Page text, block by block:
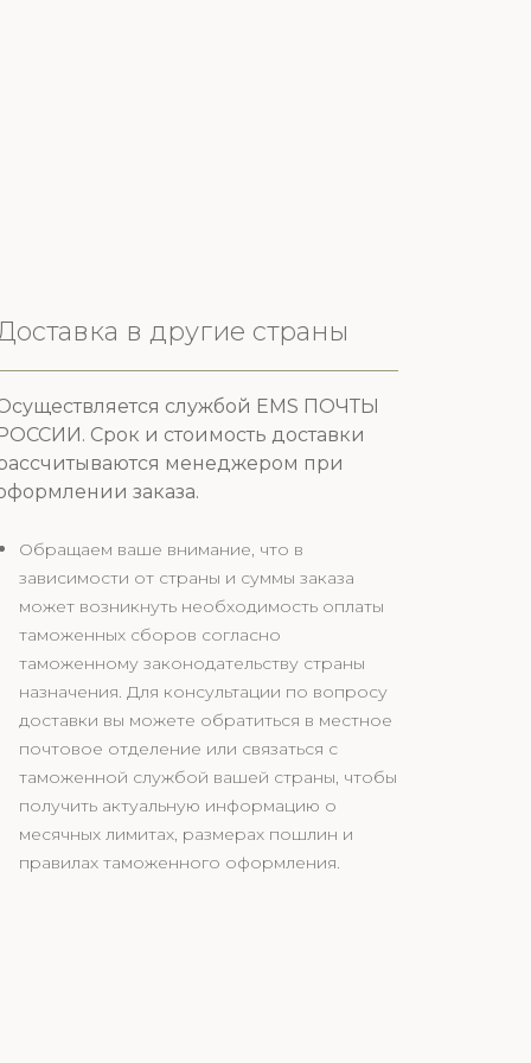
в другие страны
службой EMS ПОЧТЫ
Срок и стоимость доставки
менеджером при
заказа.
Обращаем ваше внимание, что в
зависимости от страны и суммы заказа
может возникнуть необходимость оплаты
таможенных сборов согласно
таможенному законодательству страны
назначения. Для консультации по вопросу
доставки вы можете обратиться в местное
почтовое отделение или связаться с
таможенной службой вашей страны, чтобы
получить актуальную информацию о
месячных лимитах, размерах пошлин и
правилах таможенного оформления.